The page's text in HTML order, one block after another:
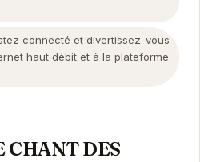
connecté et divertissez-vous
haut débit et à la plateforme
CHANT DES